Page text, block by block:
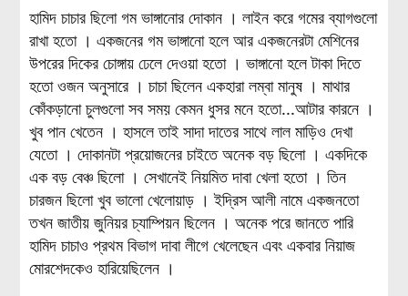
হামিদ চাচার ছিলো গম ভাঙ্গানোর দোকান । লাইন করে গমের ব্যাগগুলো
রাখা হতো । একজনের গম ভাঙ্গানো হলে আর একজনেরটা মেশিনের
উপরের দিকের চোঙ্গায় ঢেলে দেওয়া হতো । ভাঙ্গানো হলে টাকা দিতে
হতো ওজন অনুসারে । চাচা ছিলেন একহারা লম্বা মানুষ । মাথার
কোঁকড়ানো চুলগুলো সব সময় কেমন ধুসর মনে হতো...আটার কারনে ।
খুব পান খেতেন । হাসলে তাই সাদা দাতের সাথে লাল মাড়িও দেখা
যেতো । দোকানটা প্রয়োজনের চাইতে অনেক বড় ছিলো । একদিকে
এক বড় বেঞ্চ ছিলো । সেখানেই নিয়মিত দাবা খেলা হতো । তিন
চারজন ছিলো খুব ভালো খেলোয়াড় । ইদ্রিস আলী নামে একজনতো
তখন জাতীয় জুনিয়র চ্যাম্পিয়ন ছিলেন । অনেক পরে জানতে পারি
হামিদ চাচাও প্রথম বিভাগ দাবা লীগে খেলেছেন এবং একবার নিয়াজ
মোরশেদকেও হারিয়েছিলেন ।